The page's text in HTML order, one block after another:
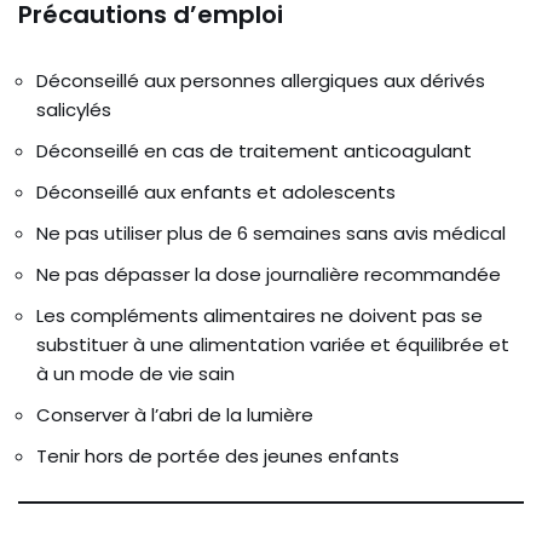
Précautions d’emploi
Déconseillé aux personnes allergiques aux dérivés
salicylés
Déconseillé en cas de traitement anticoagulant
Déconseillé aux enfants et adolescents
Ne pas utiliser plus de 6 semaines sans avis médical
Ne pas dépasser la dose journalière recommandée
Les compléments alimentaires ne doivent pas se
substituer à une alimentation variée et équilibrée et
à un mode de vie sain
Conserver à l’abri de la lumière
Tenir hors de portée des jeunes enfants